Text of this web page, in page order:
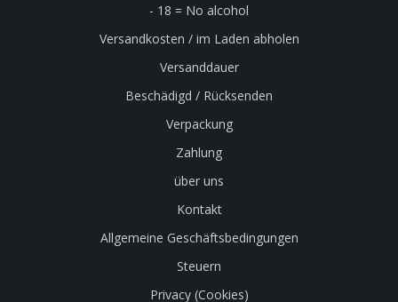
- 18 = No alcohol
Versandkosten / im Laden abholen
Versanddauer
Beschädigd / Rücksenden
Verpackung
Zahlung
über uns
Kontakt
Allgemeine Geschäftsbedingungen
Steuern
Privacy (Cookies)